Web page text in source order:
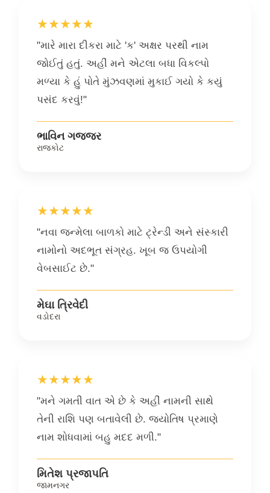
★★★★★
"મારે મારા દીકરા માટે 'ક' અક્ષર પરથી નામ
જોઈતું હતું. અહીં મને એટલા બધા વિકલ્પો
મળ્યા કે હું પોતે મુંઝવણમાં મુકાઈ ગયો કે કયું
પસંદ કરવું!"
ભાવિન ગજ્જર
રાજકોટ
★★★★★
"નવા જન્મેલા બાળકો માટે ટ્રેન્ડી અને સંસ્કારી
નામોનો અદભૂત સંગ્રહ. ખૂબ જ ઉપયોગી
વેબસાઈટ છે."
મેઘા ત્રિવેદી
વડોદરા
★★★★★
"મને ગમતી વાત એ છે કે અહીં નામની સાથે
તેની રાશિ પણ બતાવેલી છે. જ્યોતિષ પ્રમાણે
નામ શોધવામાં બહુ મદદ મળી."
મિતેશ પ્રજાપતિ
જામનગર